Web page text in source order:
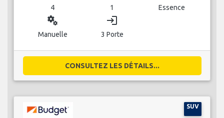
4 1 Essence
miscellaneous_services
Manuelle
login
3 Porte
CONSULTEZ LES DÉTAILS...
SUV